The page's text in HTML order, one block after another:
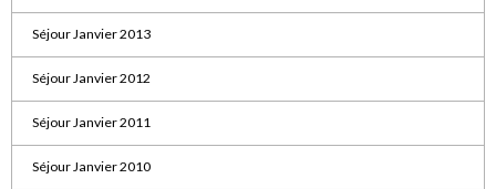
Séjour Janvier 2013
Séjour Janvier 2012
Séjour Janvier 2011
Séjour Janvier 2010